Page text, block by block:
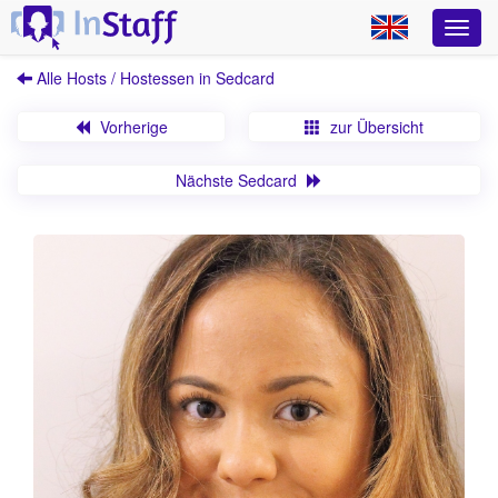
Alle Hosts / Hostessen in Sedcard
Vorherige zur Übersicht
Nächste Sedcard